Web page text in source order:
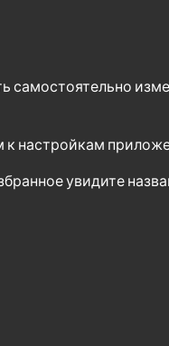
самостоятельно
к настройкам
увидите